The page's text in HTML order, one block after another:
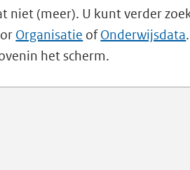
niet (meer). U kunt verder
Organisatie ofOnderwijsdata
het scherm.